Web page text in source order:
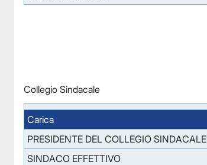
Collegio Sindacale
Carica
PRESIDENTE DEL COLLEGIO SINDACALE
SINDACO EFFETTIVO